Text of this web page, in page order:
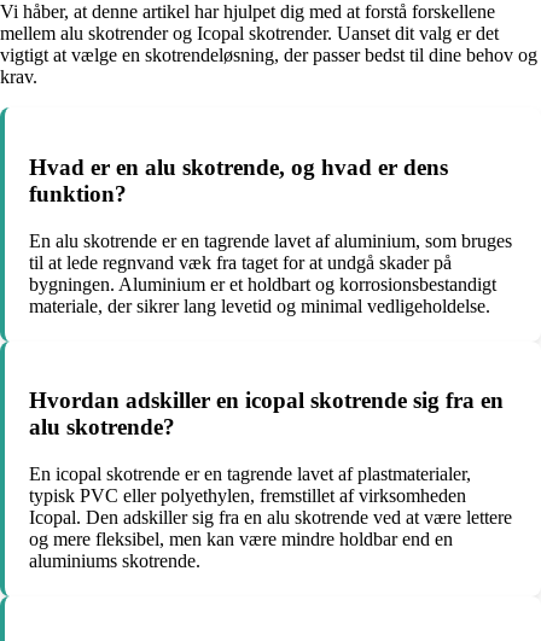
Vi håber, at denne artikel har hjulpet dig med at forstå forskellene
mellem alu skotrender og Icopal skotrender. Uanset dit valg er det
vigtigt at vælge en skotrendeløsning, der passer bedst til dine behov og
krav.
Hvad er en alu skotrende, og hvad er dens
funktion?
En alu skotrende er en tagrende lavet af aluminium, som bruges
til at lede regnvand væk fra taget for at undgå skader på
bygningen. Aluminium er et holdbart og korrosionsbestandigt
materiale, der sikrer lang levetid og minimal vedligeholdelse.
Hvordan adskiller en icopal skotrende sig fra en
alu skotrende?
En icopal skotrende er en tagrende lavet af plastmaterialer,
typisk PVC eller polyethylen, fremstillet af virksomheden
Icopal. Den adskiller sig fra en alu skotrende ved at være lettere
og mere fleksibel, men kan være mindre holdbar end en
aluminiums skotrende.